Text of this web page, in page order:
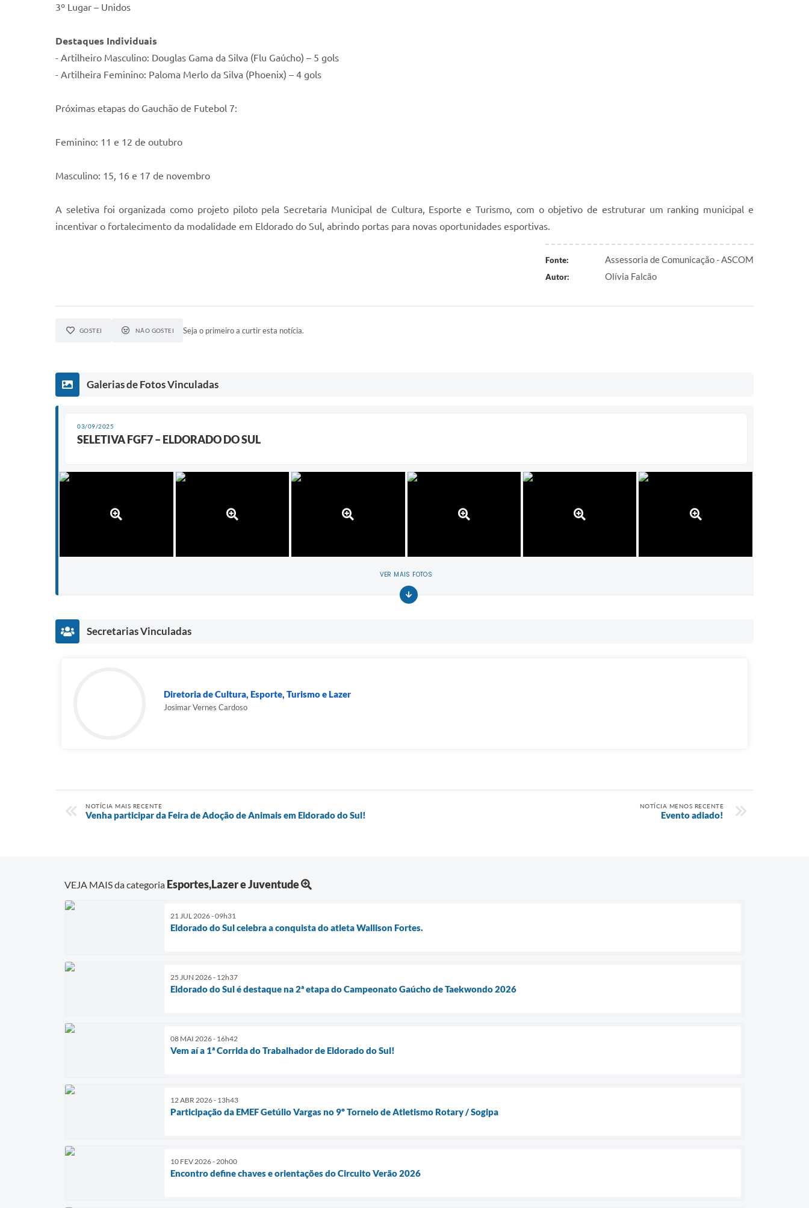
3º Lugar – Unidos
Destaques Individuais
- Artilheiro Masculino: Douglas Gama da Silva (Flu Gaúcho) – 5 gols
- Artilheira Feminino: Paloma Merlo da Silva (Phoenix) – 4 gols
Próximas etapas do Gauchão de Futebol 7:
Feminino: 11 e 12 de outubro
Masculino: 15, 16 e 17 de novembro
A seletiva foi organizada como projeto piloto pela Secretaria Municipal de Cultura, Esporte e Turismo, com o objetivo de estruturar um ranking municipal e
incentivar o fortalecimento da modalidade em Eldorado do Sul, abrindo portas para novas oportunidades esportivas.
Fonte: Assessoria de Comunicação - ASCOM
Autor: Olívia Falcão
GOSTEI NÃO GOSTEI Seja o primeiro a curtir esta notícia.
Galerias de Fotos Vinculadas
03/09/2025
SELETIVA FGF7 – ELDORADO DO SUL
VER MAIS FOTOS
Secretarias Vinculadas
Diretoria de Cultura, Esporte, Turismo e Lazer
Josimar Vernes Cardoso
NOTÍCIA MAIS RECENTE
Venha participar da Feira de Adoção de Animais em Eldorado do Sul!
NOTÍCIA MENOS RECENTE
Evento adiado!
VEJA MAIS da categoria Esportes,Lazer e Juventude
21 JUL 2026 - 09h31
Eldorado do Sul celebra a conquista do atleta Wallison Fortes.
25 JUN 2026 - 12h37
Eldorado do Sul é destaque na 2ª etapa do Campeonato Gaúcho de Taekwondo 2026
08 MAI 2026 - 16h42
Vem aí a 1ª Corrida do Trabalhador de Eldorado do Sul!
12 ABR 2026 - 13h43
Participação da EMEF Getúlio Vargas no 9º Torneio de Atletismo Rotary / Sogipa
10 FEV 2026 - 20h00
Encontro define chaves e orientações do Circuito Verão 2026